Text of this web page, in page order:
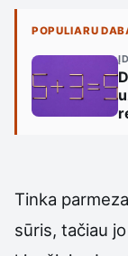
POPULIARU
Tinka
sūris, tačiau